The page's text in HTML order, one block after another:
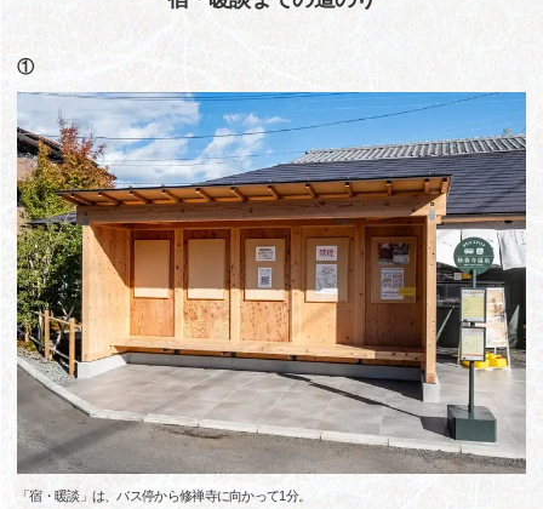
①
「宿・暖談」は、バス停から修禅寺に向かって1分。